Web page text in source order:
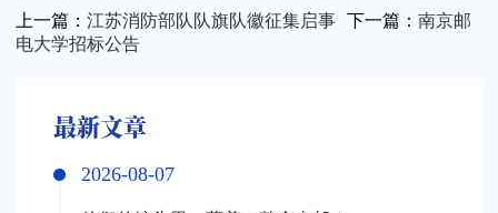
上一篇： 江苏消防部队队旗队徽征集启事 下一篇： 南京邮
电大学招标公告
最新文章